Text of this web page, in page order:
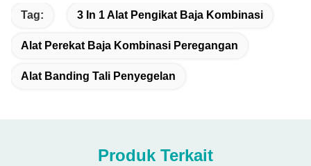
Tag: 3 In 1 Alat Pengikat Baja Kombinasi
Alat Perekat Baja Kombinasi Peregangan
Alat Banding Tali Penyegelan
Produk Terkait